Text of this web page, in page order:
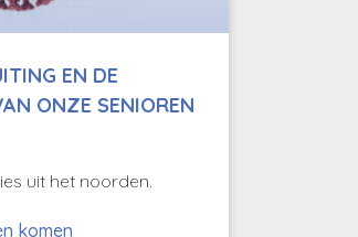
EN DE
ONZE SENIOREN
uit het noorden.
komen